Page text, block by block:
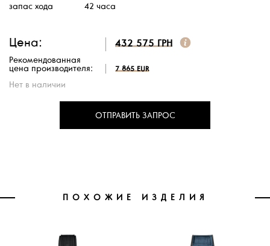
запас хода
42 часа
Цена: 432 575 ГРН
Рекомендованная
цена производителя: 7 865 EUR
Нет в наличии
ОТПРАВИТЬ ЗАПРОС
ПОХОЖИЕ ИЗДЕЛИЯ